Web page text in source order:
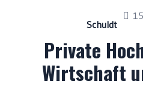
Schuldt
Private
Wirtschaft